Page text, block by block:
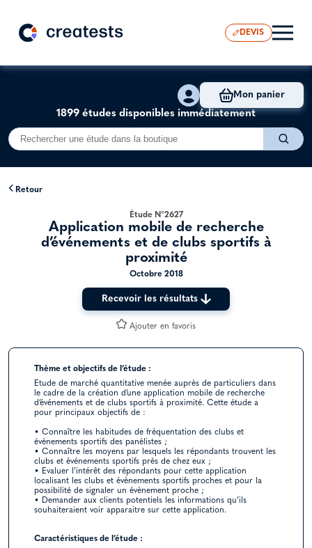
DEVIS
1899 études disponibles immédiatement
Mon panier
Retour
Étude N°2627
Application mobile de recherche
d’événements et de clubs sportifs à
proximité
Octobre 2018
Recevoir les résultats
Ajouter en favoris
Thème et objectifs de l’étude :
Etude de marché quantitative menée auprès de particuliers dans
le cadre de la création d’une application mobile de recherche
d’événements et de clubs sportifs à proximité. Cette étude a
pour principaux objectifs de :
• Connaître les habitudes de fréquentation des clubs et
évènements sportifs des panélistes ;
• Connaître les moyens par lesquels les répondants trouvent les
clubs et événements sportifs près de chez eux ;
• Evaluer l’intérêt des répondants pour cette application
localisant les clubs et évènements sportifs proches et pour la
possibilité de signaler un évènement proche ;
• Demander aux clients potentiels les informations qu’ils
souhaiteraient voir apparaitre sur cette application.
Caractéristiques de l’étude :